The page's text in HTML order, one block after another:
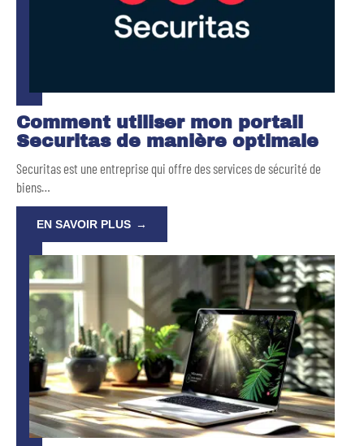
Comment utiliser mon portail
Securitas de manière optimale
Securitas est une entreprise qui offre des services de sécurité de
biens…
EN SAVOIR PLUS